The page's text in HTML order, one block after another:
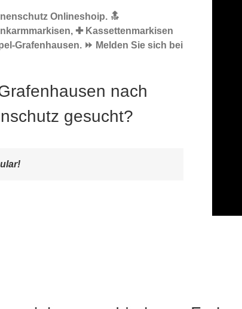
Onlineshoip. 🔝
✚ Kassettenmarkisen
Grafenhausen. ⏩ Melden Sie sich bei
nach
gesucht?